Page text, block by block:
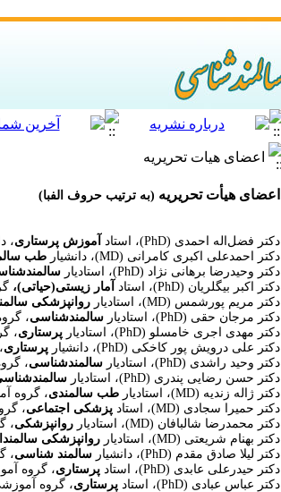
اعضای هیات تحریریه
اعضای هیأت تحریریه (به ترتیب حروف الفبا)
دکتر فضل‌اله احمدی (PhD) ، استاد آموزش پرستاری،
دکتر احمدعلی اکبری کامرانی (MD) ، دانشیار طب
دکتر وحیدرضا برهانی نژاد (PhD) ، استادیار
دکتر اکبر بیگلریان (PhD) ، استاد آمار زیستی(حیاتی)،
دکتر مریم پورشمس (MD) ، استادیار روانپزشکی
دکتر مرجان حقی (PhD) ، استادیار سالمندشناسی،
دکتر مهدی اجری خامسلو (PhD) ، استادیار پرستاری،
دکتر علی درویش پور کاخکی (PhD) ، دانشیار پرستاری
دکتر وحید راشدی (PhD) ، استادیار سالمندشناسی،
دکتر حسن رضایی پندری (PhD) ، استادیار
دکتر ژاله زندیه (MD) ، استادیار طب سالمندی، گروه
دکتر حمیرا سجادی (MD) ، استاد پزشکی اجتماعی،
دکتر محمدرضا شالبافان (MD) ، استادیار روانپزشکی،
دکتر بهنام شریعتی (MD) ، استادیار روانپزشکی
دکتر لیلا صادق مقدم (PhD) ، دانشیار سالمند شناسی،
دکتر حیدرعلی عابدی (PhD) ، استاد پرستاری، گروه
دکتر عباس عبادی (PhD) ، استاد پرستاری، گروه